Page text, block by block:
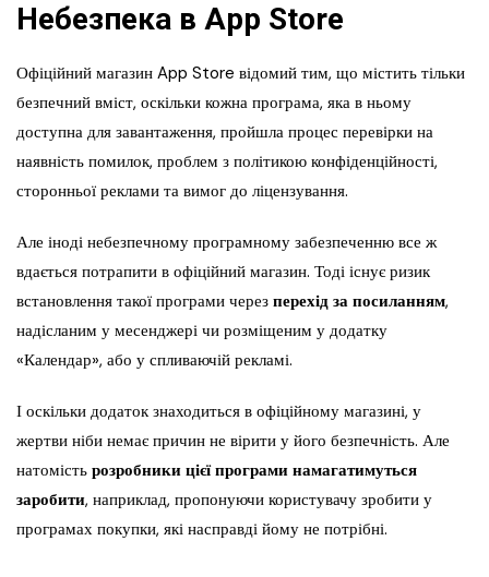
Небезпека в App Store
Офіційний магазин App Store відомий тим, що містить тільки
безпечний вміст, оскільки кожна програма, яка в ньому
доступна для завантаження, пройшла процес перевірки на
наявність помилок, проблем з політикою конфіденційності,
сторонньої реклами та вимог до ліцензування.
Але іноді небезпечному програмному забезпеченню все ж
вдається потрапити в офіційний магазин. Тоді існує ризик
встановлення такої програми через перехід за посиланням,
надісланим у месенджері чи розміщеним у додатку
«Календар», або у спливаючій рекламі.
І оскільки додаток знаходиться в офіційному магазині, у
жертви ніби немає причин не вірити у його безпечність. Але
натомість розробники цієї програми намагатимуться
заробити, наприклад, пропонуючи користувачу зробити у
програмах покупки, які насправді йому не потрібні.